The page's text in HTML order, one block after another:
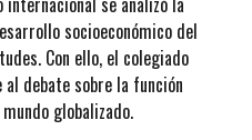
socioeconómico del
Con ello, el colegiado
debate sobre la función
globalizado.